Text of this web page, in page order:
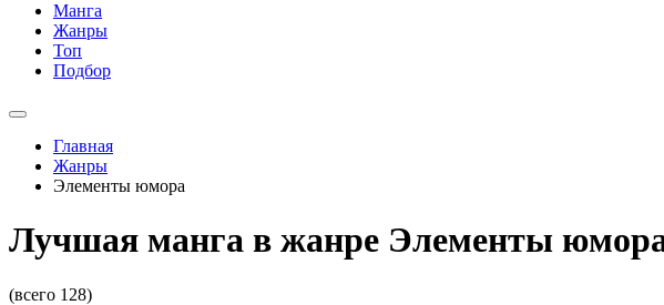
Манга
Жанры
Топ
Подбор
Главная
Жанры
Элементы юмора
Лучшая манга в жанре Элементы
(всего 128)